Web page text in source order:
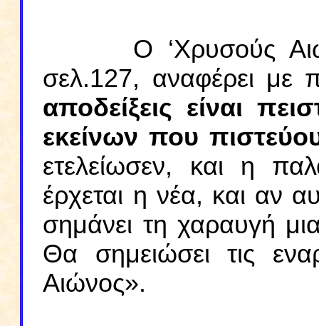
Ο ‘Χρυσούς
σελ.127, αναφέρει
αποδείξεις είναι
εκείνων που
ετελείωσεν, και η
έρχεται η νέα, και αν
σημάνει τη χαραυγή
Θα σημειώσει τις
Αιώνος».